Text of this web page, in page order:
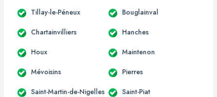
Tillay-le-Péneux Bouglainval
Chartainvilliers Hanches
Houx Maintenon
Mévoisins Pierres
Saint-Martin-de-Nigelles Saint-Piat